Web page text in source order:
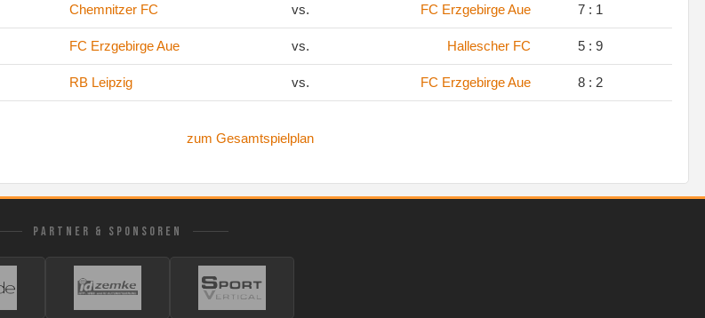
Chemnitzer FC vs. FC Erzgebirge Aue 7 : 1
FC Erzgebirge Aue vs. Hallescher FC 5 : 9
RB Leipzig vs. FC Erzgebirge Aue 8 : 2
zum Gesamtspielplan
PARTNER & SPONSOREN